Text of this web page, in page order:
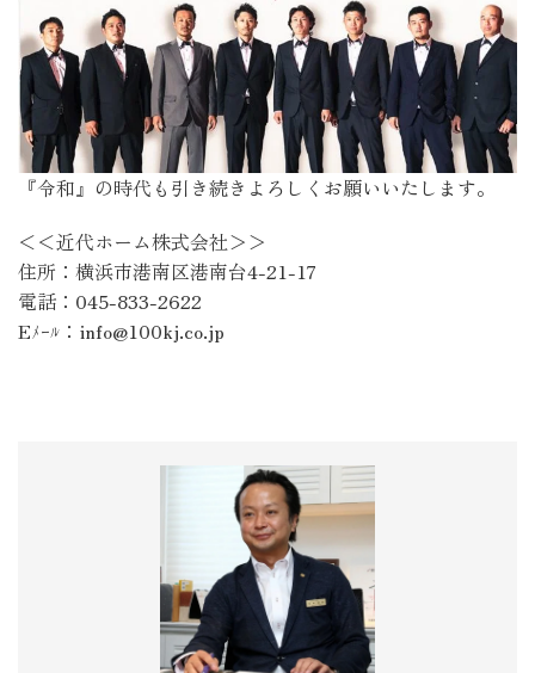
『令和』の時代も引き続きよろしくお願いいたします。
＜＜近代ホーム株式会社＞＞
住所：横浜市港南区港南台4-21-17
電話：045-833-2622
Eﾒｰﾙ：info@100kj.co.jp